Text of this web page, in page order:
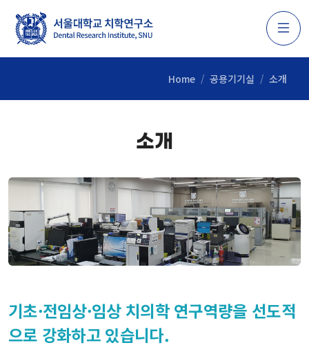
Home 공용기기실 소개
소개
기초·전임상·임상 치의학 연구역량을 선도적
으로 강화하고 있습니다.